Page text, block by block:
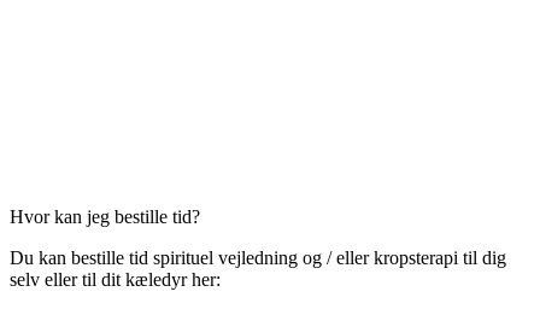
Hvor kan jeg bestille tid?
Du kan bestille tid spirituel vejledning og / eller kropsterapi til dig
selv eller til dit kæledyr her: